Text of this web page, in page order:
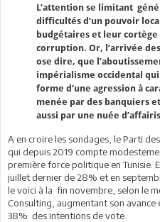
L’attention se limitant
difficultés d’un pouvoir
budgétaires et leur cortège
corruption. Or, l’arrivée
ose dire, que
impérialisme occidental qui
forme d’une agression à
menée par des banquiers
aussi par une nuée
A en croire les sondages, le Parti
qui depuis 2019 compte
première force politique en Tunisie.
juillet dernier de 28% et en
le voici à la fin novembre, selon le
Consulting, augmentant son
38% des intentions de vote.